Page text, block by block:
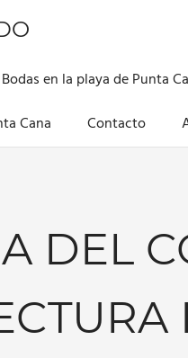
Bodas en la playa de Punta
Cana Contacto
DEL